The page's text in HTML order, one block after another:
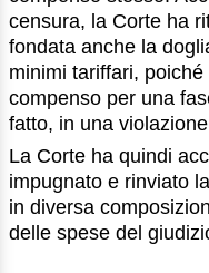
censura, la Corte ha
fondata anche la
minimi tariffari,
compenso per una
fatto, in una
La Corte ha quindi
impugnato e rinviato
in diversa
delle spese del